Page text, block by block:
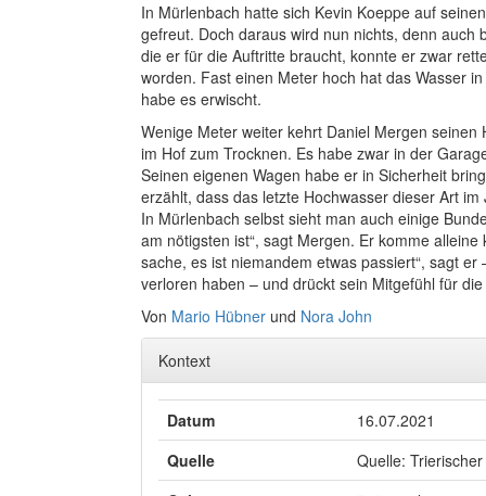
In Mürlenbach hatte sich Kevin Koeppe auf
gefreut. Doch daraus wird nun nichts, denn auch
die er für die Auftritte braucht, konnte er zwar
worden. Fast einen Meter hoch hat das Wasser
habe es erwischt.
Wenige Meter weiter kehrt Daniel Mergen
im Hof zum Trocknen. Es habe zwar in der
Seinen eigenen Wagen habe er in Sicherheit
erzählt, dass das letzte Hochwasser dieser Art
In Mürlenbach selbst sieht man auch einige
am nötigsten ist“, sagt Mergen. Er komme
sache, es ist niemandem etwas passiert“, sagt
verloren haben – und drückt sein Mitgefühl für
Von Mario Hübner und Nora John
Kontext
Datum
16.07.2021
Quelle
Quelle: